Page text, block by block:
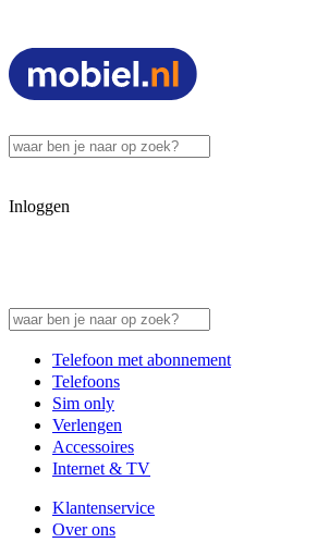
Inloggen
Telefoon met abonnement
Telefoons
Sim only
Verlengen
Accessoires
Internet & TV
Klantenservice
Over ons